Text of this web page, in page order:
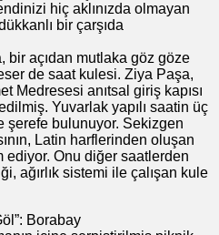
hiç aklınızda olmayan
bir çarşıda
bir açıdan mutlaka göz göze
de saat kulesi. Ziya Paşa,
Medresesi anıtsal giriş kapısı
Yuvarlak yapılı saatin üç
şerefe bulunuyor. Sekizgen
Latin harflerinden oluşan
ediyor. Onu diğer saatlerden
ağırlık sistemi ile çalışan kule
Borabay